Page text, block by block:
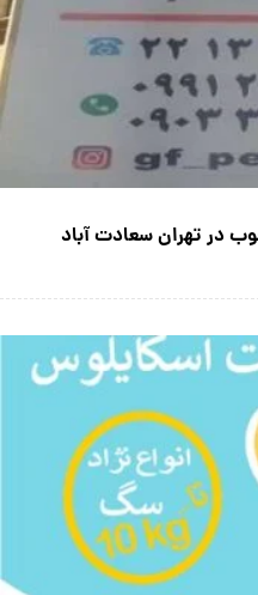
در تهران سعادت آباد